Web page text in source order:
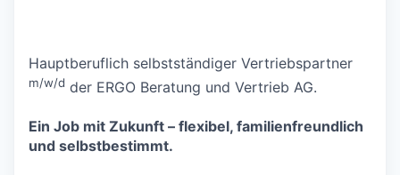
Hauptberuflich selbstständiger Vertriebspartner
m/w/d der ERGO Beratung und Vertrieb AG.
Ein Job mit Zukunft – flexibel, familienfreundlich
und selbstbestimmt.